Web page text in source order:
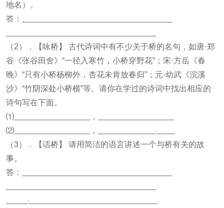
地名）。
答：
（2）．【咏桥】 古代诗词中有不少关于桥的名句，如唐·郑
谷《张谷田舍》“一径入寒竹，小桥穿野花”；宋·方岳《春
晚》“只有小桥杨柳外，杏花未肯放春归”；元·幼武《浣溪
沙》“竹阴深处小桥横”等。请你在学过的诗词中找出相应的
诗句写在下面。
⑴
，
⑵
，
（3）．【话桥】 请用简洁的语言讲述一个与桥有关的故
事。
答：